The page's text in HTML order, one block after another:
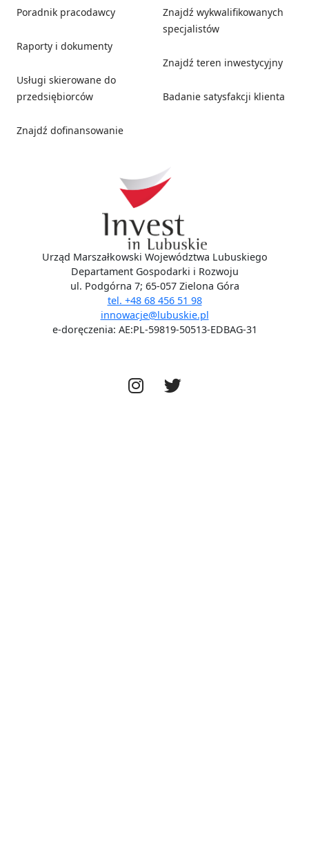
Poradnik pracodawcy
Raporty i dokumenty
Usługi skierowane do
przedsiębiorców
Znajdź dofinansowanie
Znajdź wykwalifikowanych
specjalistów
Znajdź teren inwestycyjny
Badanie satysfakcji klienta
Urząd Marszałkowski Województwa Lubuskiego
Departament Gospodarki i Rozwoju
ul. Podgórna 7; 65-057 Zielona Góra
tel. +48 68 456 51 98
innowacje@lubuskie.pl
e-doręczenia: AE:PL-59819-50513-EDBAG-31